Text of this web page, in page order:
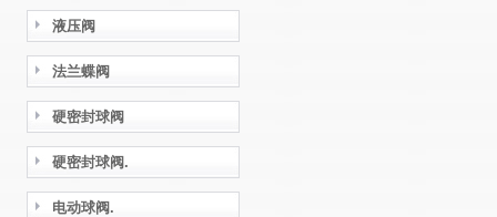
液压阀
法兰蝶阀
硬密封球阀
硬密封球阀.
电动球阀.